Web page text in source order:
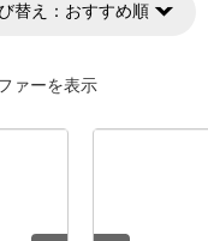
替え： おすすめ順
ァーを表示